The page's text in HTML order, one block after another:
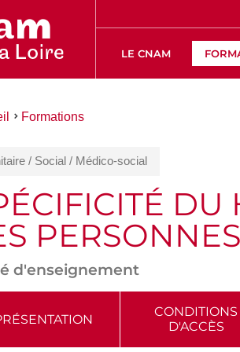
LE CNAM
Formations
/ Social / Médico-social
DU
d'enseignement
CONDITIONS
D'ACCÈS